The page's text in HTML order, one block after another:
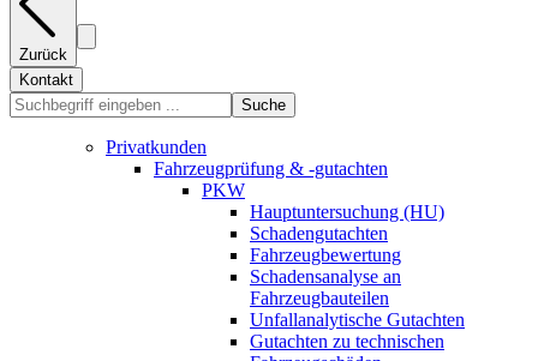
Zurück
Kontakt
Suche
Privatkunden
Fahrzeugprüfung & -gutachten
PKW
Hauptuntersuchung (HU)
Schadengutachten
Fahrzeugbewertung
Schadensanalyse an
Fahrzeugbauteilen
Unfallanalytische Gutachten
Gutachten zu technischen